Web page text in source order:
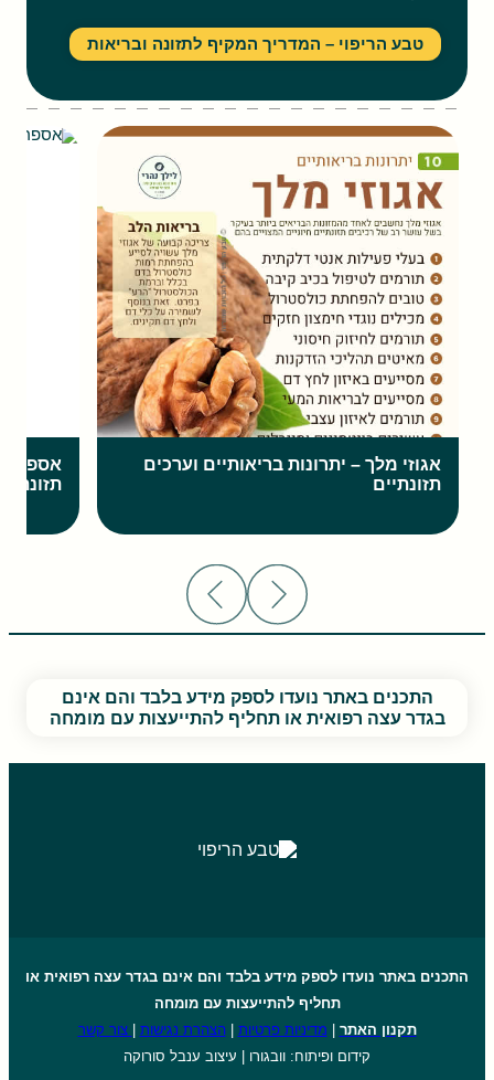
טבע הריפוי – המדריך המקיף לתזונה ובריאות
אגוזי מלך – יתרונות בריאותיים וערכים
תזונתיים
התכנים באתר נועדו לספק מידע בלבד והם אינם
בגדר עצה רפואית או תחליף להתייעצות עם מומחה
התכנים באתר נועדו לספק מידע בלבד והם אינם בגדר עצה רפואית או
תחליף להתייעצות עם מומחה
תקנון האתר | מדיניות פרטיות |הצהרת נגישות | צור קשר
קידום ופיתוח: וובגורו | עיצוב ענבל סורוקה